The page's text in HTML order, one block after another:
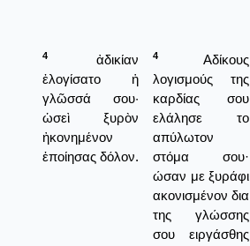
4
ἀδικίαν
ἐλογίσατο ἡ
γλῶσσά σου·
ὡσεὶ ξυρὸν
ἠκονημένον
ἐποίησας δόλον.
4
Αδίκους
λογισμούς της
καρδίας σου
ελάλησε το
απύλωτον
στόμα σου·
ώσαν με ξυράφι
ακονισμένον δια
της γλώσσης
σου ειργάσθης